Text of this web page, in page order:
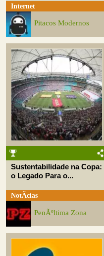
Internet
Pitacos Modernos
Sustentabilidade na Copa:
o Legado Para o...
NotÃ­cias
PenÃºltima Zona